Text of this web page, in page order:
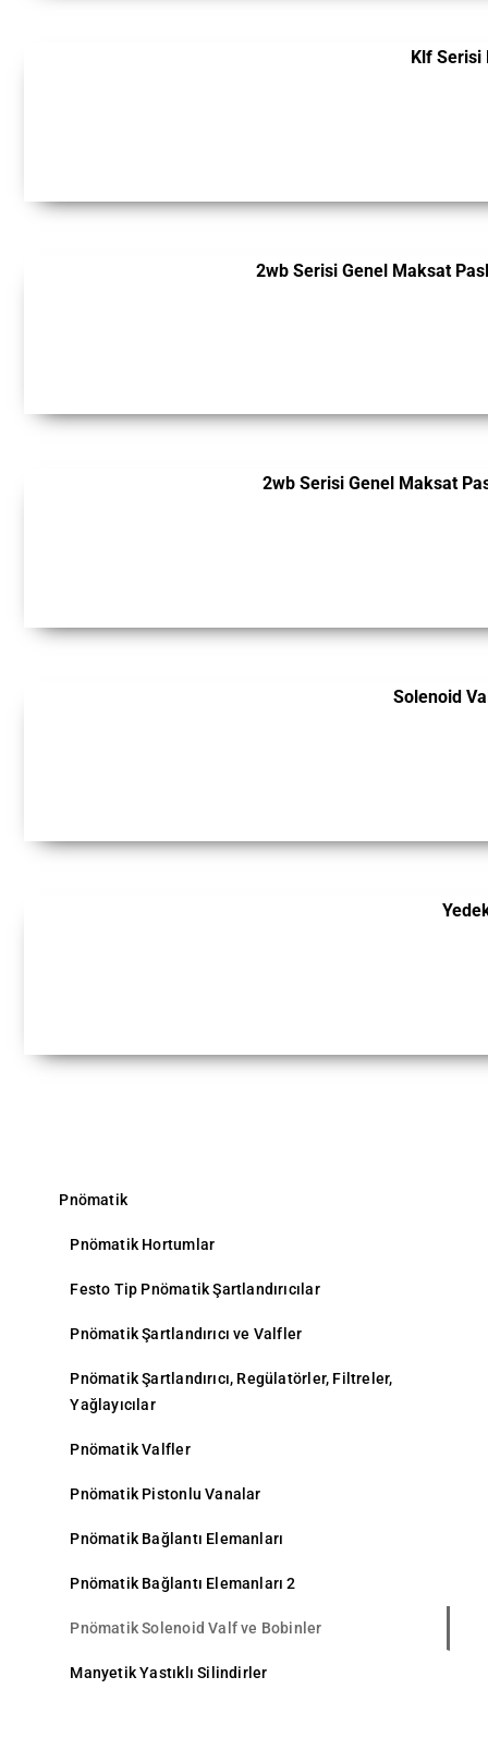
Klf Serisi
2wb Serisi Genel Maksat
2wb Serisi Genel Maksat
Solenoid
Pnömatik
Pnömatik Hortumlar
Festo Tip Pnömatik Şartlandırıcılar
Pnömatik Şartlandırıcı ve Valfler
Pnömatik Şartlandırıcı, Regülatörler, Filtreler,
Yağlayıcılar
Pnömatik Valfler
Pnömatik Pistonlu Vanalar
Pnömatik Bağlantı Elemanları
Pnömatik Bağlantı Elemanları 2
Pnömatik Solenoid Valf ve Bobinler
Manyetik Yastıklı Silindirler